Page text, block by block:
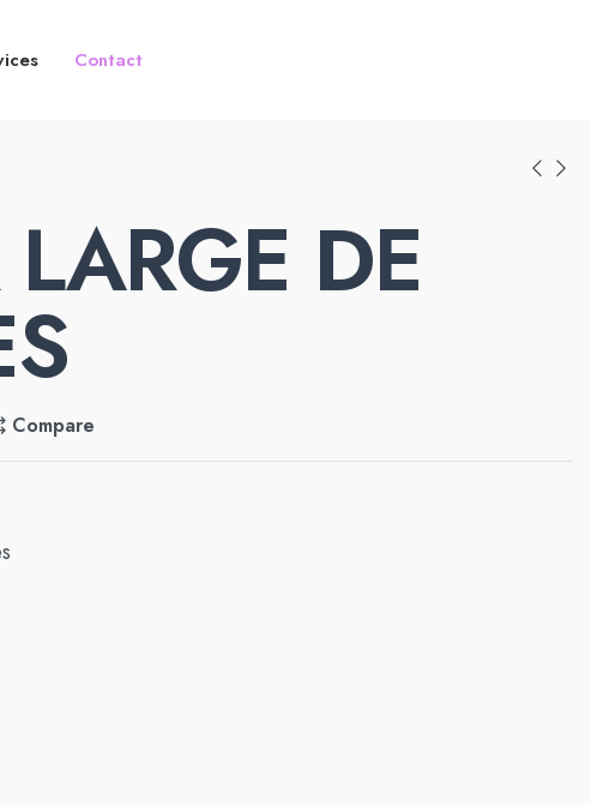
Contact
DE
Compare